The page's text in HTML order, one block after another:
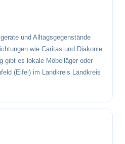
und Alltagsgegenstände
wie Caritas und Diakonie
gibt es lokale Möbelläger oder
(Eifel) im Landkreis Landkreis